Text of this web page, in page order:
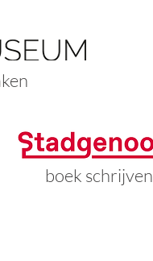
boek schrijven